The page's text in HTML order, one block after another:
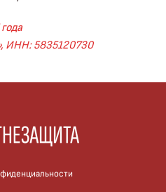
ИНН:5835120730